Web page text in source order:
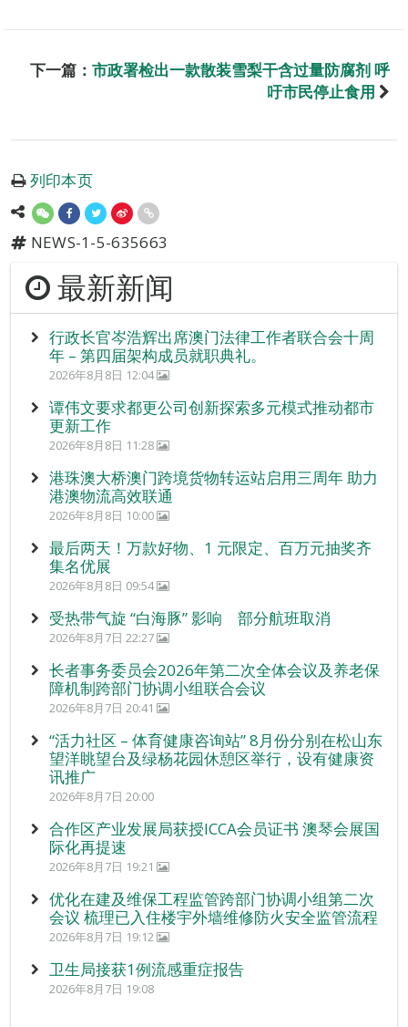
下一篇： 市政署检出一款散装雪梨干含过量防腐剂 呼
吁市民停止食用
列印本页
NEWS-1-5-635663
最新新闻
行政长官岑浩辉出席澳门法律工作者联合会十周
年 – 第四届架构成员就职典礼。
2026年8月8日 12:04
谭伟文要求都更公司创新探索多元模式推动都市
更新工作
2026年8月8日 11:28
港珠澳大桥澳门跨境货物转运站启用三周年 助力
港澳物流高效联通
2026年8月8日 10:00
最后两天！万款好物、1 元限定、百万元抽奖齐
集名优展
2026年8月8日 09:54
受热带气旋 “白海豚” 影响 部分航班取消
2026年8月7日 22:27
长者事务委员会2026年第二次全体会议及养老保
障机制跨部门协调小组联合会议
2026年8月7日 20:41
“活力社区 – 体育健康咨询站” 8月份分别在松山东
望洋眺望台及绿杨花园休憩区举行，设有健康资
讯推广
2026年8月7日 20:00
合作区产业发展局获授ICCA会员证书 澳琴会展国
际化再提速
2026年8月7日 19:21
优化在建及维保工程监管跨部门协调小组第二次
会议 梳理已入住楼宇外墙维修防火安全监管流程
2026年8月7日 19:12
卫生局接获1例流感重症报告
2026年8月7日 19:08